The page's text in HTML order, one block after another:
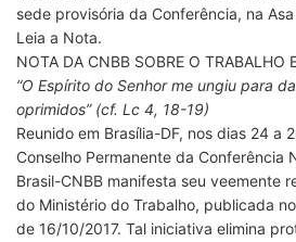
sede provisória da Conferência, na
Leia a Nota.
NOTA DA CNBB SOBRE O TRABALHO
“O Espírito do Senhor me ungiu para
oprimidos” (cf. Lc 4, 18-19)
Reunido em Brasília-DF, nos dias 24 a
Conselho Permanente da Conferência
Brasil-CNBB manifesta seu veemente
do Ministério do Trabalho, publicada
de 16/10/2017. Tal iniciativa elimina